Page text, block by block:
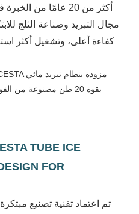
مجال التبريد وصناعة الثلج
كفاءة أعلى، وتشغيل أكثر
TUBE ICE
FOR